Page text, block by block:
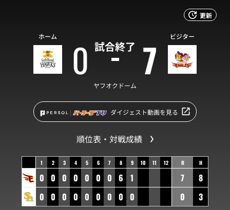
更新
試合終了
ホーム 0 7 ビジター
ヤフオクドーム
ダイジェスト動画を見る
順位表・対戦成績
1 2 3 4 5 6 7 8 9 10 11 12
0 0 0 0 0 0 0 6
1
0 0 0 0 0 0 0 0 0
R H
7
8
0
3